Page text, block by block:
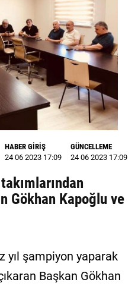
HABER GİRİŞ
24 06 2023 17:09
GÜNCELLEME
24 06 2023 17:09
Gökhan Kapoğlu ve
yıl şampiyon yaparak
Başkan Gökhan